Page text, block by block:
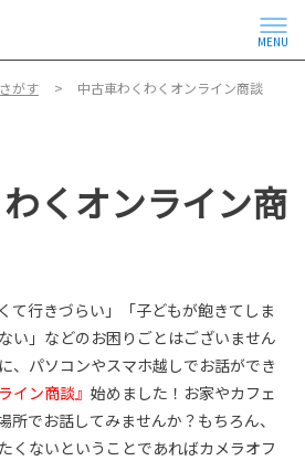
MENU
がす 中古車わくわくオンライン商談
くオンライン商
て行きづらい」「子どもが飽きてしま
い」などのお困りごとはございません
、パソコンやスマホ越しでお話ができ
イン商談』 始めました！お家やカフェ
所でお話してみませんか？もちろん、
くないということであればカメラオフ